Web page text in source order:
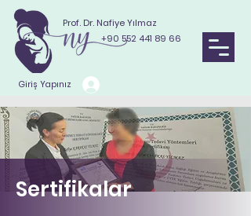
Prof. Dr. Nafiye Yılmaz
+90 552 441 89 66
Giriş Yapınız
Sertifikalar